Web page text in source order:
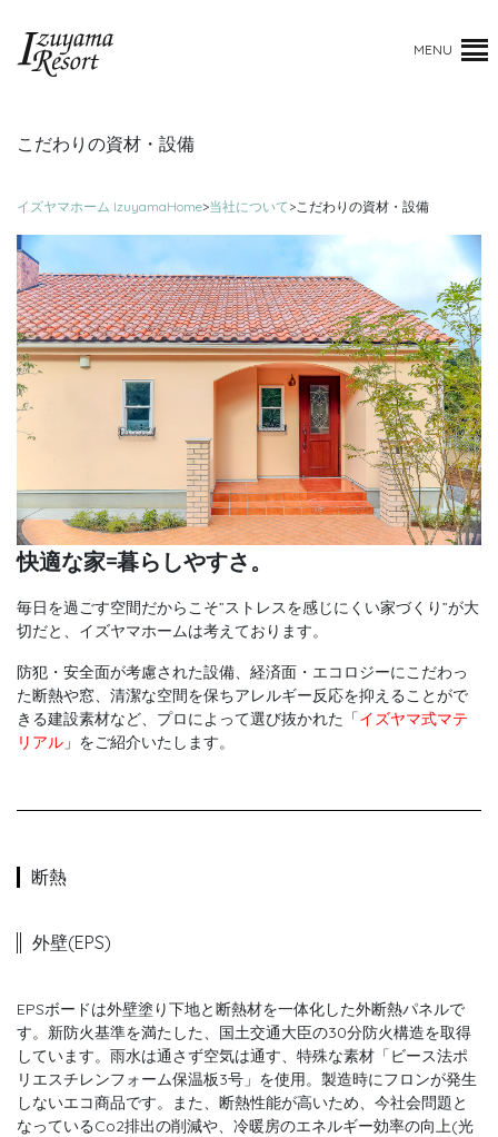
MENU
こだわりの資材・設備
イズヤマホーム IzuyamaHome>当社について>こだわりの資材・設備
快適な家=暮らしやすさ。
毎日を過ごす空間だからこそ”ストレスを感じにくい家づくり”が大
切だと、イズヤマホームは考えております。
防犯・安全面が考慮された設備、経済面・エコロジーにこだわっ
た断熱や窓、清潔な空間を保ちアレルギー反応を抑えることがで
きる建設素材など、プロによって選び抜かれた「イズヤマ式マテ
リアル 」をご紹介いたします。
断熱
外壁(EPS)
EPSボードは外壁塗り下地と断熱材を一体化した外断熱パネルで
す。新防火基準を満たした、国土交通大臣の30分防火構造を取得
しています。雨水は通さず空気は通す、特殊な素材「ビース法ポ
リエスチレンフォーム保温板3号」を使用。製造時にフロンが発生
しないエコ商品です。また、断熱性能が高いため、今社会問題と
なっているCo2排出の削減や、冷暖房のエネルギー効率の向上(光